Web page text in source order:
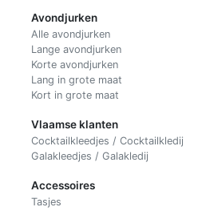
Avondjurken
Alle avondjurken
Lange avondjurken
Korte avondjurken
Lang in grote maat
Kort in grote maat
Vlaamse klanten
Cocktailkleedjes / Cocktailkledij
Galakleedjes / Galakledij
Accessoires
Tasjes